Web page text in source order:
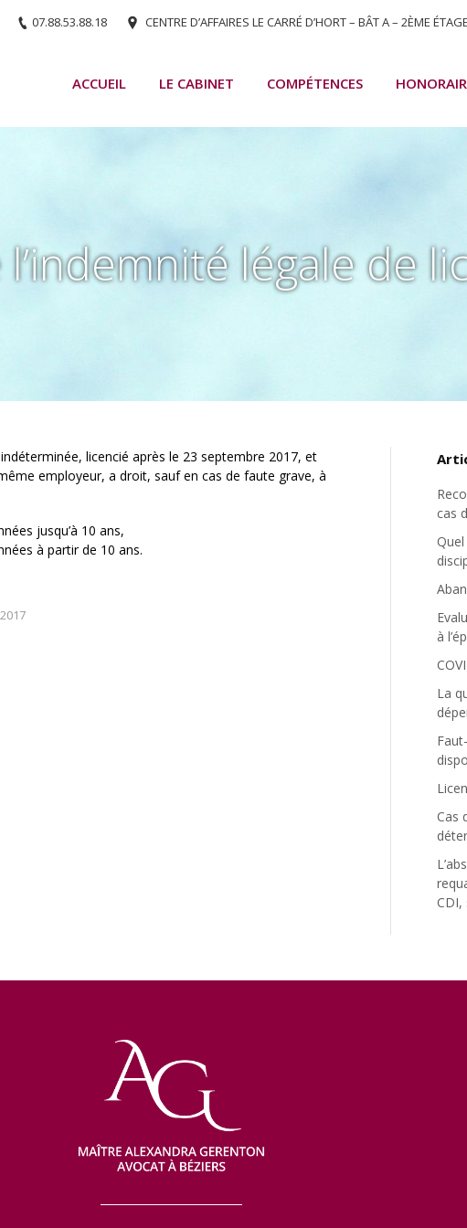
07.88.53.88.18 CENTRE D’AFFAIRES LE CARRÉ D’HORT – BÂT A – 2ÈME
ACCUEIL LE CABINET COMPÉTENCES
légale de
licencié après le 23 septembre 2017, et
employeur, a droit, sauf en cas de faute grave, à
jusqu’à 10 ans,
à partir de 10 ans.
cas
à
La
Cas